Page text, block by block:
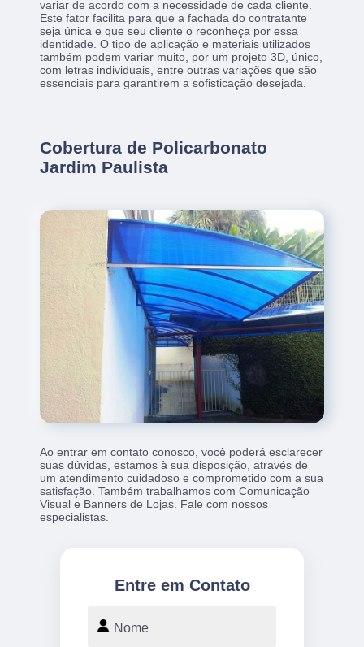
variar de acordo com a necessidade de cada cliente.
Este fator facilita para que a fachada do contratante
seja única e que seu cliente o reconheça por essa
identidade. O tipo de aplicação e materiais utilizados
também podem variar muito, por um projeto 3D, único,
com letras individuais, entre outras variações que são
essenciais para garantirem a sofisticação desejada.
Cobertura de Policarbonato
Jardim Paulista
Ao entrar em contato conosco, você poderá esclarecer
suas dúvidas, estamos à sua disposição, através de
um atendimento cuidadoso e comprometido com a sua
satisfação. Também trabalhamos com Comunicação
Visual e Banners de Lojas. Fale com nossos
especialistas.
Entre em Contato